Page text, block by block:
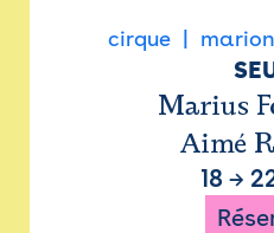
cirque
Marius
Aimé
18 →